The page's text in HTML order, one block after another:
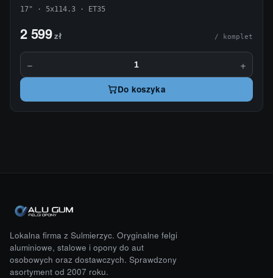
17" · 5x114.3 · ET35
2 599zł / komplet
− +
Do koszyka
Lokalna firma z Sulmierzyc. Oryginalne felgi
aluminiowe, stalowe i opony do aut
osobowych oraz dostawczych. Sprawdzony
asortyment od 2007 roku.